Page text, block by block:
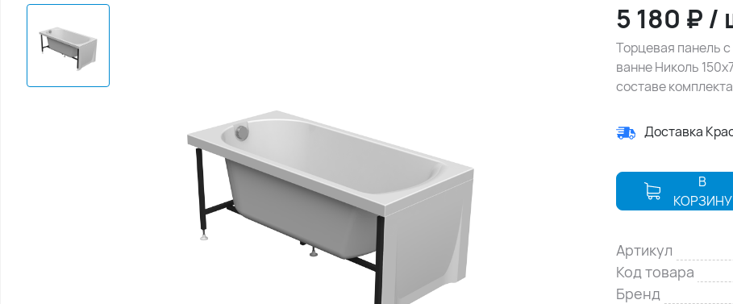
5 180 ₽ /
Торцевая панель
ванне Николь
составе комплекта
Доставка
В
КОРЗИНУ
Артикул
Код товара
Бренд